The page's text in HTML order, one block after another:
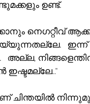
ഉണ്ട്.
നെഗറ്റീവ്
ഇന്ന്
അല്ല,
ഇഷ്ടമല്ലേ.."
ചിന്തയിൽ